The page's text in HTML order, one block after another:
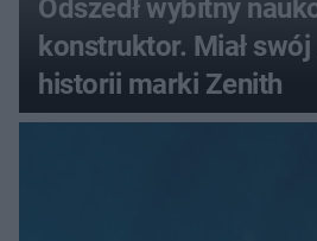
Odszedł wybitny
konstruktor. Miał swój
historii marki Zenith